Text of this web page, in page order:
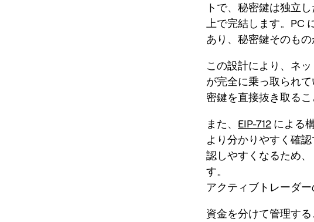
トで、秘密鍵は独立
上で完結します。PC
あり、秘密鍵そのも
この設計により、ネ
が完全に乗っ取られ
密鍵を直接抜き取るこ
また、 EIP-712 による
より分かりやすく確
認しやすくなるため
す。
アクティブトレーダ
資金を分けて管理す